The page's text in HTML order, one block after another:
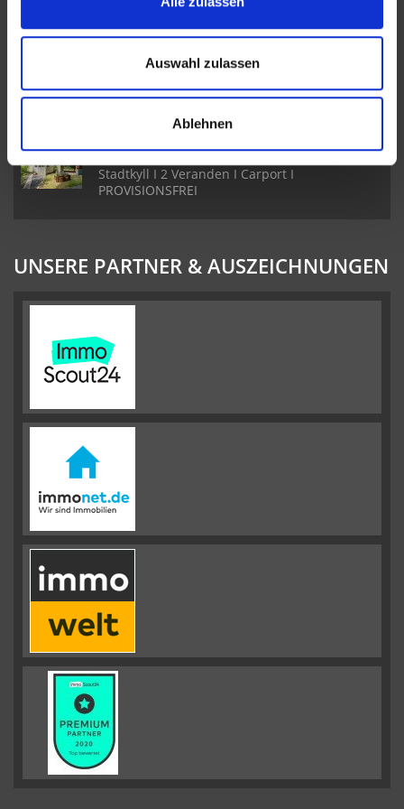
Auswahl zulassen
Ablehnen
Badezimmer
Freistehendes Einfamilienhaus in Ehlenz I
I Sauna
Ferienhaus im Schwedenstil im Landal Park
Stadtkyll I 2 Veranden I Carport I
PROVISIONSFREI
UNSERE PARTNER & AUSZEICHNUNGEN